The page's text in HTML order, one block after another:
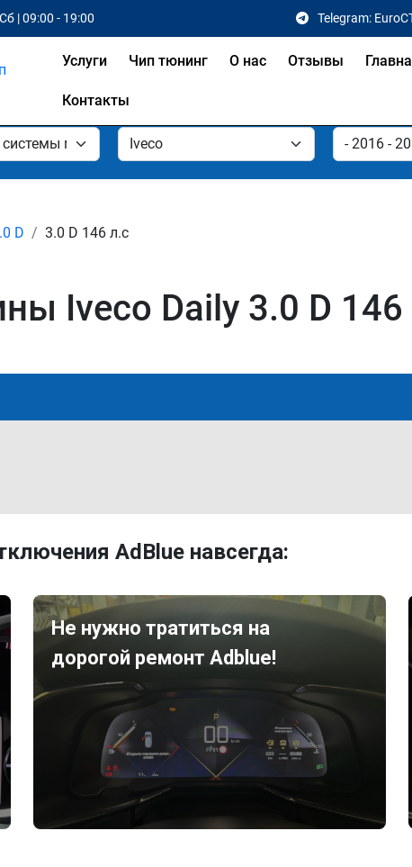
| 09:00 - 19:00 Telegram:
Услуги Чип тюнинг О нас Отзывы
Контакты
D 3.0 D 146 л.с
Iveco Daily 3.0 D 146
AdBlue навсегда:
Не нужно тратиться на
дорогой ремонт Adblue!